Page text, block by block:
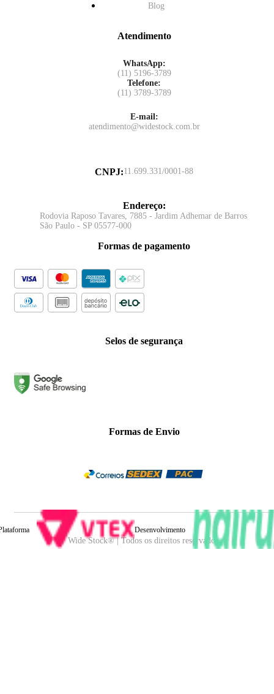
Blog
Atendimento
WhatsApp:
(11) 5196-3789
Telefone:
(11) 3789-3789
E-mail:
atendimento@widestock.com.br
CNPJ:11.699.331/0001-88
Endereço:
Rodovia Raposo Tavares, 7885 - Jardim Adhemar de Barros
São Paulo - SP 05577-000
Formas de pagamento
Selos de segurança
Formas de Envio
Wide Stock® | Todos os direitos reservados.
Desenvolvimento